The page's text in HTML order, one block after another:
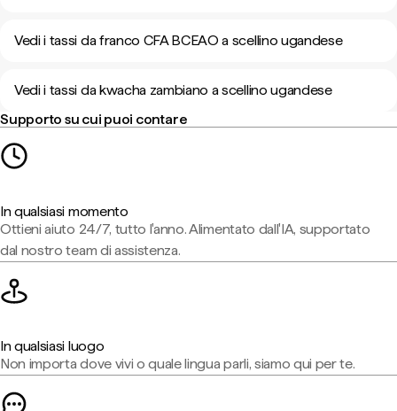
Vedi i tassi da franco CFA BCEAO a scellino ugandese
Vedi i tassi da kwacha zambiano a scellino ugandese
Supporto su cui puoi contare
In qualsiasi momento
Ottieni aiuto 24/7, tutto l'anno. Alimentato dall'IA, supportato
dal nostro team di assistenza.
In qualsiasi luogo
Non importa dove vivi o quale lingua parli, siamo qui per te.